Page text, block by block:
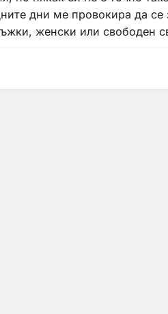
дни ме провокира да се
женски или свободен